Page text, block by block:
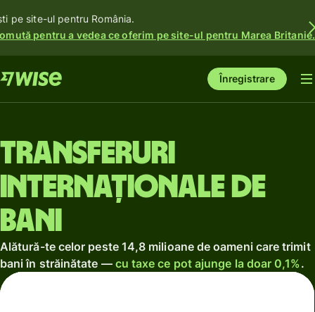
pe site-ul pentru România.
pentru a vedea ce oferim pe site-ul pentru Marea Britanie.
Înregistrare
Transferuri
internaționale de
bani
Alătură-te celor peste 14,8 milioane de oameni care trimit
bani în străinătate — cu taxe ce pot ajunge la doar 0,1%.